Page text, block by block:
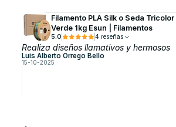
Filamento PLA Silk o Seda
Verde 1kg Esun | Filamentos
5.0 4 reseñas
Realiza diseños llamativos y hermosos
Luis Alberto Orrego Bello
15-10-2025